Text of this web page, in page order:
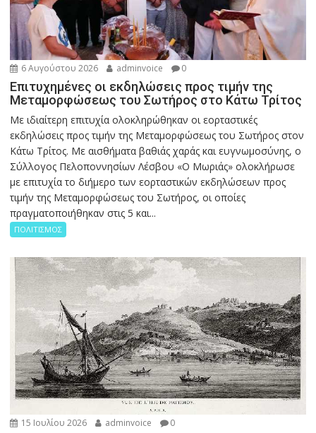
6 Αυγούστου 2026 adminvoice 0
Επιτυχημένες οι εκδηλώσεις προς τιμήν της
Μεταμορφώσεως του Σωτήρος στο Κάτω Τρίτος
Με ιδιαίτερη επιτυχία ολοκληρώθηκαν οι εορταστικές
εκδηλώσεις προς τιμήν της Μεταμορφώσεως του Σωτήρος στον
Κάτω Τρίτος. Με αισθήματα βαθιάς χαράς και ευγνωμοσύνης, ο
Σύλλογος Πελοποννησίων Λέσβου «Ο Μωριάς» ολοκλήρωσε
με επιτυχία το διήμερο των εορταστικών εκδηλώσεων προς
τιμήν της Μεταμορφώσεως του Σωτήρος, οι οποίες
πραγματοποιήθηκαν στις 5 και...
ΠΟΛΙΤΙΣΜΟΣ
15 Ιουλίου 2026 adminvoice 0